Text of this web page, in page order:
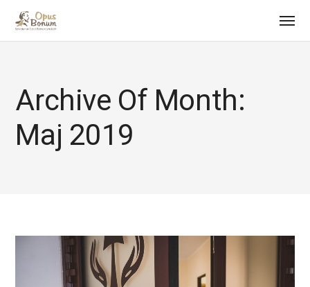
Archive Of Month:
Maj 2019